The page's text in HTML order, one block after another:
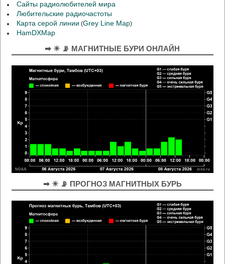
Сайты радиолюбителей мира
Любительские радиочастоты
Карта серой линии (Grey Line Map)
HamDXMap
➡ ☀ 📡 МАГНИТНЫЕ БУРИ ОНЛАЙН
➡ ☀ 📡 ПРОГНОЗ МАГНИТНЫХ БУРЬ